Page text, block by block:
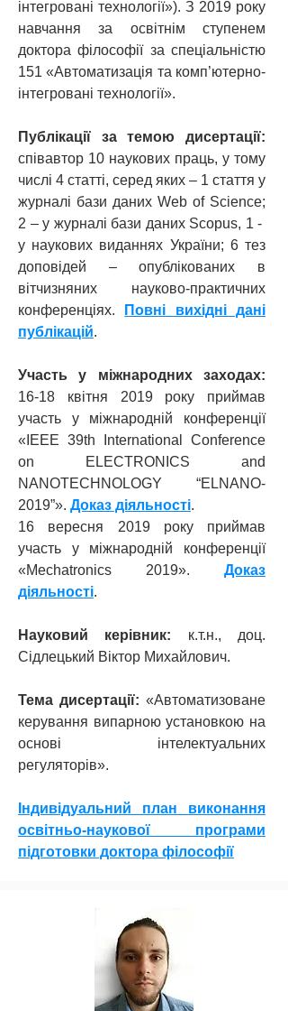
інтегровані технології»). З 2019 року
навчання за освітнім ступенем
доктора філософії за спеціальністю
151 «Автоматизація та комп’ютерно-
інтегровані технології».
Публікації за темою дисертації:
співавтор 10 наукових праць, у тому
числі 4 статті, серед яких – 1 стаття у
журналі бази даних Web of Science;
2 – у журналі бази даних Scopus, 1 -
у наукових виданнях України; 6 тез
доповідей – опублікованих в
вітчизняних науково-практичних
конференціях.
Повні вихідні дані
публікацій.
Участь у міжнародних заходах:
16-18 квітня 2019 року приймав
участь у міжнародній конференції
«IEEE 39th International Conference
on ELECTRONICS and
NANOTECHNOLOGY “ELNANO-
2019”». Доказ діяльності.
16 вересня 2019 року приймав
участь у міжнародній конференції
«Mechatronics 2019». Доказ
діяльності.
​Науковий керівник: к.т.н., доц.
Сідлецький Віктор Михайлович.
Тема дисертації: «Автоматизоване
керування випарною установкою на
основі інтелектуальних
регуляторів».
Індивідуальний план виконання
освітньо-наукової програми
підготовки доктора філософії